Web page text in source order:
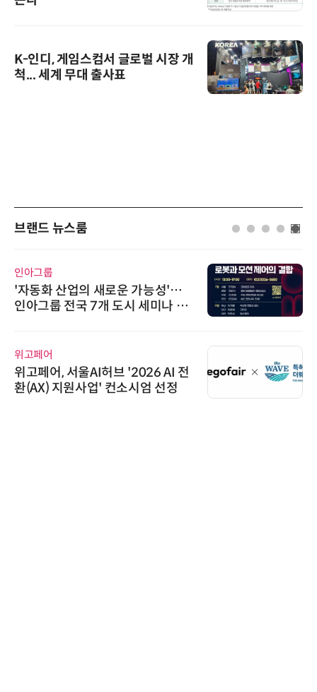
K-인디, 게임스컴서 글로벌 시장 개
척... 세계 무대 출사표
브랜드 뉴스룸
인아그룹
'자동화 산업의 새로운 가능성'…
인아그룹 전국 7개 도시 세미나 페
위고페어
위고페어, 서울AI허브 '2026 AI 전
환(AX) 지원사업' 컨소시엄 선정